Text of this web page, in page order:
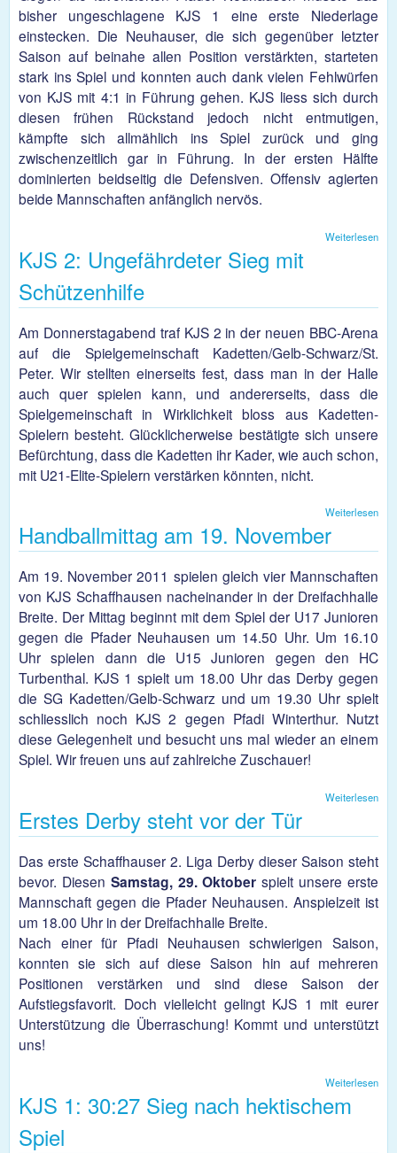
bisher ungeschlagene KJS 1 eine erste Niederlage
einstecken. Die Neuhauser, die sich gegenüber letzter
Saison auf beinahe allen Position verstärkten, starteten
stark ins Spiel und konnten auch dank vielen Fehlwürfen
von KJS mit 4:1 in Führung gehen. KJS liess sich durch
diesen frühen Rückstand jedoch nicht entmutigen,
kämpfte sich allmählich ins Spiel zurück und ging
zwischenzeitlich gar in Führung. In der ersten Hälfte
dominierten beidseitig die Defensiven. Offensiv agierten
beide Mannschaften anfänglich nervös.
Weiterlesen
KJS 2: Ungefährdeter Sieg mit
Schützenhilfe
Am Donnerstagabend traf KJS 2 in der neuen BBC-Arena
auf die Spielgemeinschaft Kadetten/Gelb-Schwarz/St.
Peter. Wir stellten einerseits fest, dass man in der Halle
auch quer spielen kann, und andererseits, dass die
Spielgemeinschaft in Wirklichkeit bloss aus Kadetten-
Spielern besteht. Glücklicherweise bestätigte sich unsere
Befürchtung, dass die Kadetten ihr Kader, wie auch schon,
mit U21-Elite-Spielern verstärken könnten, nicht.
Weiterlesen
Handballmittag am 19. November
Am 19. November 2011 spielen gleich vier Mannschaften
von KJS Schaffhausen nacheinander in der Dreifachhalle
Breite. Der Mittag beginnt mit dem Spiel der U17 Junioren
gegen die Pfader Neuhausen um 14.50 Uhr. Um 16.10
Uhr spielen dann die U15 Junioren gegen den HC
Turbenthal. KJS 1 spielt um 18.00 Uhr das Derby gegen
die SG Kadetten/Gelb-Schwarz und um 19.30 Uhr spielt
schliesslich noch KJS 2 gegen Pfadi Winterthur. Nutzt
diese Gelegenheit und besucht uns mal wieder an einem
Spiel. Wir freuen uns auf zahlreiche Zuschauer!
Weiterlesen
Erstes Derby steht vor der Tür
Das erste Schaffhauser 2. Liga Derby dieser Saison steht
bevor. Diesen Samstag, 29. Oktober spielt unsere erste
Mannschaft gegen die Pfader Neuhausen. Anspielzeit ist
um 18.00 Uhr in der Dreifachhalle Breite.
Nach einer für Pfadi Neuhausen schwierigen Saison,
konnten sie sich auf diese Saison hin auf mehreren
Positionen verstärken und sind diese Saison der
Aufstiegsfavorit. Doch vielleicht gelingt KJS 1 mit eurer
Unterstützung die Überraschung! Kommt und unterstützt
uns!
Weiterlesen
KJS 1: 30:27 Sieg nach hektischem
Spiel